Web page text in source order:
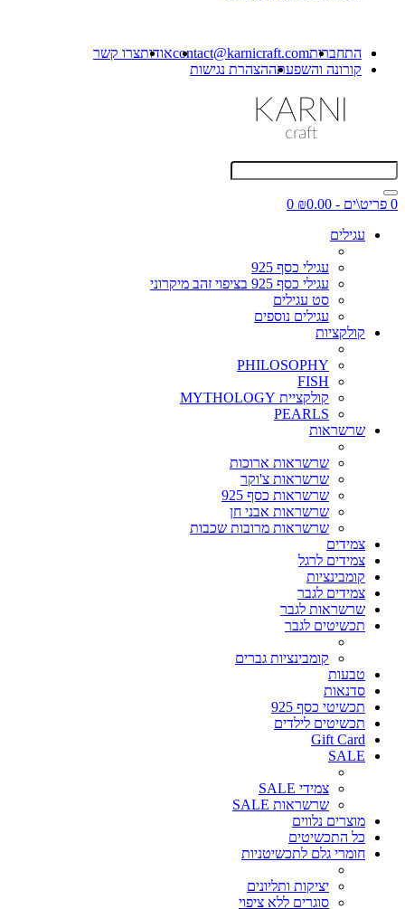
התחברותcontact@karnicraft.comאודותצרו קשר
קורונה והשפעתההצהרת נגישות
0 פריט\ים - ₪0.00
0
עגילים
עגילי כסף 925
עגילי כסף 925 בציפוי זהב מיקרוני
סט עגילים
עגילים נוספים
קולקציות
PHILOSOPHY
FISH
קולקציית MYTHOLOGY
PEARLS
שרשראות
שרשראות ארוכות
שרשראות צ'וקר
שרשראות כסף 925
שרשראות אבני חן
שרשראות מרובות שכבות
צמידים
צמידים לרגל
קומבינציות
צמידים לגבר
שרשראות לגבר
תכשיטים לגבר
קומבינציות גברים
טבעות
סדנאות
תכשיטי כסף 925
תכשיטים לילדים
Gift Card
SALE
צמידי SALE
שרשראות SALE
מוצרים נלווים
כל התכשיטים
חומרי גלם לתכשיטניות
יציקות ותליונים
סוגרים ללא ציפוי